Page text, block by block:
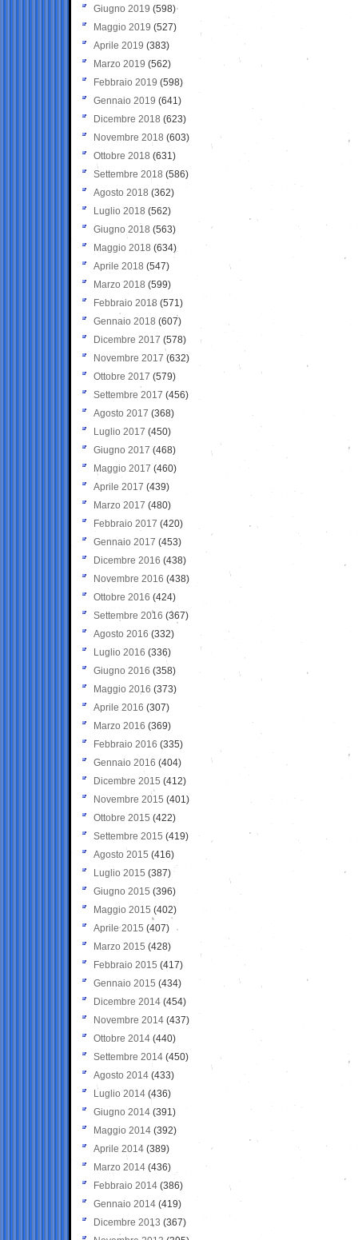
Giugno 2019 (598)
Maggio 2019 (527)
Aprile 2019 (383)
Marzo 2019 (562)
Febbraio 2019 (598)
Gennaio 2019 (641)
Dicembre 2018 (623)
Novembre 2018 (603)
Ottobre 2018 (631)
Settembre 2018 (586)
Agosto 2018 (362)
Luglio 2018 (562)
Giugno 2018 (563)
Maggio 2018 (634)
Aprile 2018 (547)
Marzo 2018 (599)
Febbraio 2018 (571)
Gennaio 2018 (607)
Dicembre 2017 (578)
Novembre 2017 (632)
Ottobre 2017 (579)
Settembre 2017 (456)
Agosto 2017 (368)
Luglio 2017 (450)
Giugno 2017 (468)
Maggio 2017 (460)
Aprile 2017 (439)
Marzo 2017 (480)
Febbraio 2017 (420)
Gennaio 2017 (453)
Dicembre 2016 (438)
Novembre 2016 (438)
Ottobre 2016 (424)
Settembre 2016 (367)
Agosto 2016 (332)
Luglio 2016 (336)
Giugno 2016 (358)
Maggio 2016 (373)
Aprile 2016 (307)
Marzo 2016 (369)
Febbraio 2016 (335)
Gennaio 2016 (404)
Dicembre 2015 (412)
Novembre 2015 (401)
Ottobre 2015 (422)
Settembre 2015 (419)
Agosto 2015 (416)
Luglio 2015 (387)
Giugno 2015 (396)
Maggio 2015 (402)
Aprile 2015 (407)
Marzo 2015 (428)
Febbraio 2015 (417)
Gennaio 2015 (434)
Dicembre 2014 (454)
Novembre 2014 (437)
Ottobre 2014 (440)
Settembre 2014 (450)
Agosto 2014 (433)
Luglio 2014 (436)
Giugno 2014 (391)
Maggio 2014 (392)
Aprile 2014 (389)
Marzo 2014 (436)
Febbraio 2014 (386)
Gennaio 2014 (419)
Dicembre 2013 (367)